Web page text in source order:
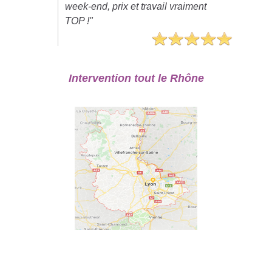
week-end, prix et travail vraiment
TOP !"
Intervention tout le Rhône